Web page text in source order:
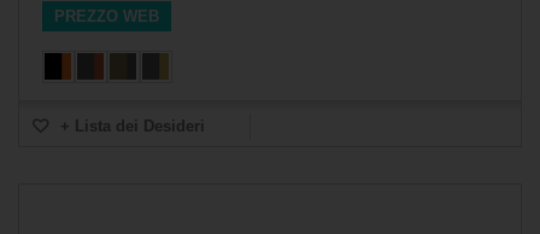
PREZZO WEB
+ Lista dei Desideri